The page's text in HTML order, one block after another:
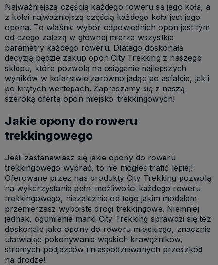
Najważniejszą częścią każdego roweru są jego koła, a
z kolei najważniejszą częścią każdego koła jest jego
opona. To właśnie wybór odpowiednich opon jest tym
od czego zależą w głównej mierze wszystkie
parametry każdego roweru. Dlatego doskonałą
decyzją będzie zakup opon City Trekking z naszego
sklepu, które pozwolą na osiąganie najlepszych
wyników w kolarstwie zarówno jadąc po asfalcie, jak i
po krętych wertepach. Zapraszamy się z naszą
szeroką ofertą opon miejsko-trekkingowych!
Jakie opony do roweru
trekkingowego
Jeśli zastanawiasz się jakie opony do roweru
trekkingowego wybrać, to nie mogłeś trafić lepiej!
Oferowane przez nas produkty City Trekking pozwolą
na wykorzystanie pełni możliwości każdego roweru
trekkingowego, niezależnie od tego jakim modelem
przemierzasz wyboiste drogi trekkingowe. Niemniej
jednak, ogumienie marki City Trekking sprawdzi się też
doskonale jako opony do roweru miejskiego, znacznie
ułatwiając pokonywanie wąskich krawężników,
stromych podjazdów i niespodziewanych przeszkód
na drodze!